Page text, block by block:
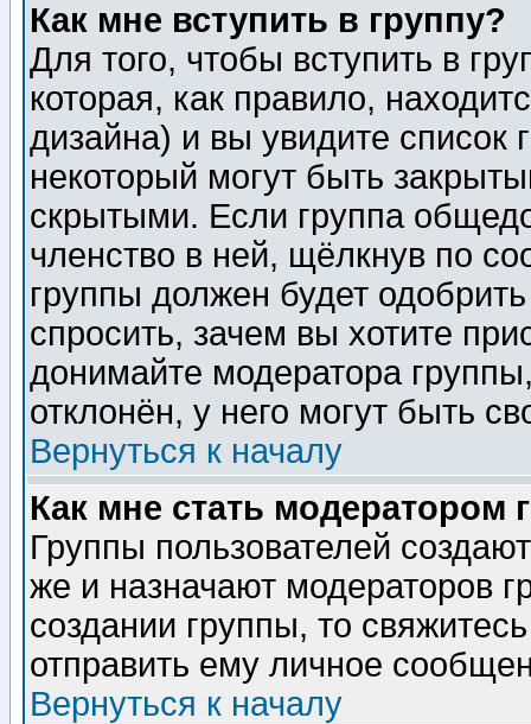
Как мне вступить в группу?
Для того, чтобы вступить в
которая, как правило,
дизайна) и вы увидите список
некоторый могут быть
скрытыми. Если группа
членство в ней, щёлкнув по
группы должен будет
спросить, зачем вы хотите
донимайте модератора
отклонён, у него могут быть
Вернуться к началу
Как мне стать модератором
Группы пользователей
же и назначают модераторов
создании группы, то
отправить ему личное
Вернуться к началу